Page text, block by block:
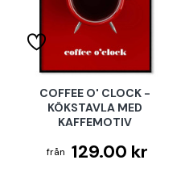
COFFEE O' CLOCK -
KÖKSTAVLA MED
KAFFEMOTIV
129.00 kr